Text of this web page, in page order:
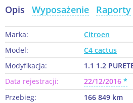
Opis Wyposażenie Raporty
Marka:
Citroen
Model:
C4 cactus
Modyfikacja:
1.1 1.2
Data rejestracji:
22/12/2016
Przebieg:
166 849 km